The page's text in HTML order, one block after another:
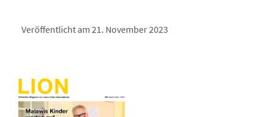
Veröffentlicht am 21. November 2023